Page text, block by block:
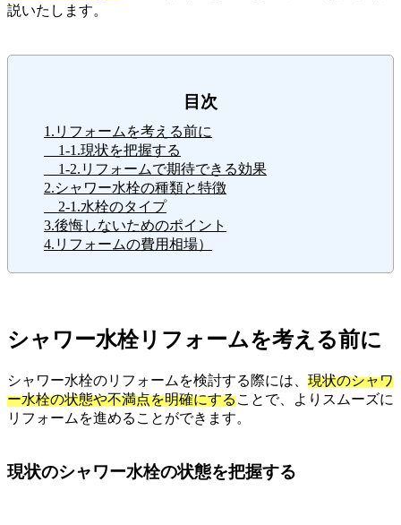
説いたします。
目次
1.リフォームを考える前に
1-1.現状を把握する
1-2.リフォームで期待できる効果
2.シャワー水栓の種類と特徴
2-1.水栓のタイプ
3.後悔しないためのポイント
4.リフォームの費用相場）
シャワー水栓リフォームを考える前に
シャワー水栓のリフォームを検討する際には、 現状のシャワ
ー水栓の状態や不満点を明確にすることで、よりスムーズに
リフォームを進めることができます。
現状のシャワー水栓の状態を把握する